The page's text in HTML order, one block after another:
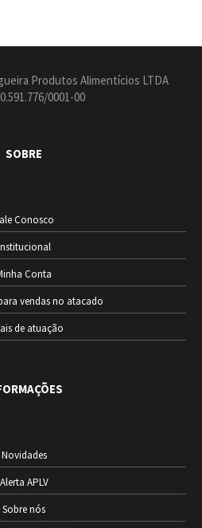
Produtos Alimentícios LTDA
0001-00
SOBRE
Conosco
Conta
vendas no atacado
de atuação
Novidades
Alerta APLV
Sobre nós